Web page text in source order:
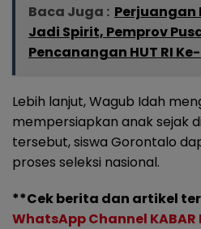
Baca Juga : Perjuangan
Jadi Spirit, Pemprov
Pencanangan HUT RI
Lebih lanjut, Wagub Idah
mempersiapkan anak sejak
tersebut, siswa Gorontalo
proses seleksi nasional.
**Cek berita dan artikel
WhatsApp Channel KABAR